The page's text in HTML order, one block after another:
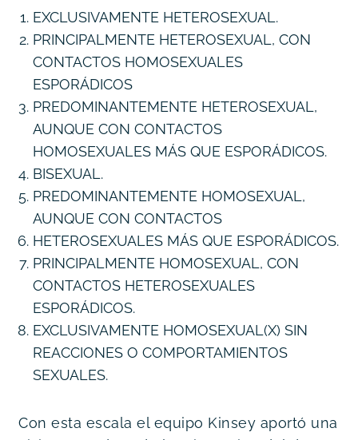
EXCLUSIVAMENTE HETEROSEXUAL.
PRINCIPALMENTE HETEROSEXUAL, CON
CONTACTOS HOMOSEXUALES
ESPORÁDICOS
PREDOMINANTEMENTE HETEROSEXUAL,
AUNQUE CON CONTACTOS
HOMOSEXUALES MÁS QUE ESPORÁDICOS.
BISEXUAL.
PREDOMINANTEMENTE HOMOSEXUAL,
AUNQUE CON CONTACTOS
HETEROSEXUALES MÁS QUE ESPORÁDICOS.
PRINCIPALMENTE HOMOSEXUAL, CON
CONTACTOS HETEROSEXUALES
ESPORÁDICOS.
EXCLUSIVAMENTE HOMOSEXUAL(X) SIN
REACCIONES O COMPORTAMIENTOS
SEXUALES.
Con esta escala el equipo Kinsey aportó una